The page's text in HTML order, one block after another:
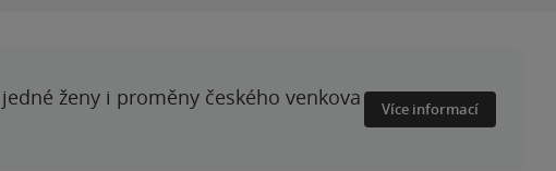
ženy i proměny českého venkova
Více informací